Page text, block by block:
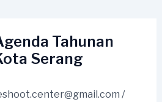
Tahunan
Serang
/